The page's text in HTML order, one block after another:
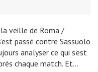
veille de Roma /
passé contre Sassuolo
analyser ce qui s’est
chaque match. Et…